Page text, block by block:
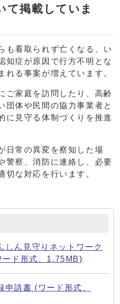
て掲載していま
看取られず亡くなる、い
知症が原因で行方不明とな
れる事案が増えています。
家庭を訪問したり、高齢
団体や民間の協力事業者と
に見守る体制づくりを推進
日常の異変を察知した場
警察、消防に連絡し、必要
切な対応を行います。
しん見守りネットワーク
ード形式、1.75MB)
申請書 (ワード形式、